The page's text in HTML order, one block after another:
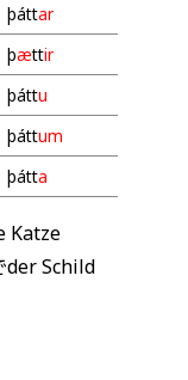
þáttar
þættir
þáttu
þáttum
þátta
Katze
der Schild